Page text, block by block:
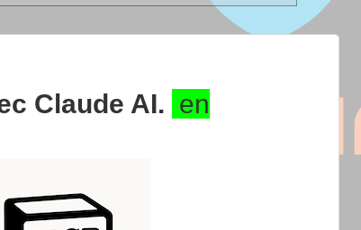
Claude AI. en